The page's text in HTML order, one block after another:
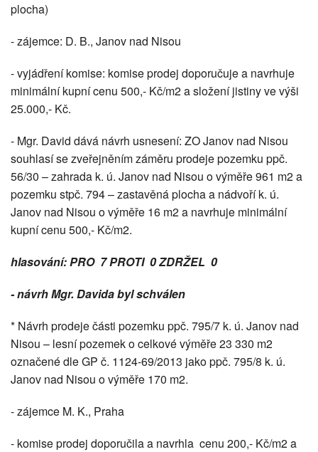
plocha)
- zájemce: D. B., Janov nad Nisou
- vyjádření komise: komise prodej doporučuje a navrhuje
minimální kupní cenu 500,- Kč/m2 a složení jistiny ve výši
25.000,- Kč.
- Mgr. David dává návrh usnesení: ZO Janov nad Nisou
souhlasí se zveřejněním záměru prodeje pozemku ppč.
56/30 – zahrada k. ú. Janov nad Nisou o výměře 961 m2 a
pozemku stpč. 794 – zastavěná plocha a nádvoří k. ú.
Janov nad Nisou o výměře 16 m2 a navrhuje minimální
kupní cenu 500,- Kč/m2.
hlasování: PRO 7 PROTI 0 ZDRŽEL 0
-návrh Mgr. Davida byl schválen
* Návrh prodeje části pozemku ppč. 795/7 k. ú. Janov nad
Nisou – lesní pozemek o celkové výměře 23 330 m2
označené dle GP č. 1124-69/2013 jako ppč. 795/8 k. ú.
Janov nad Nisou o výměře 170 m2.
- zájemce M. K., Praha
- komise prodej doporučila a navrhla cenu 200,- Kč/m2 a